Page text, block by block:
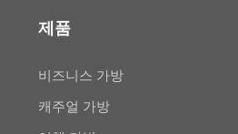
제품
비즈니스 가방
캐주얼 가방